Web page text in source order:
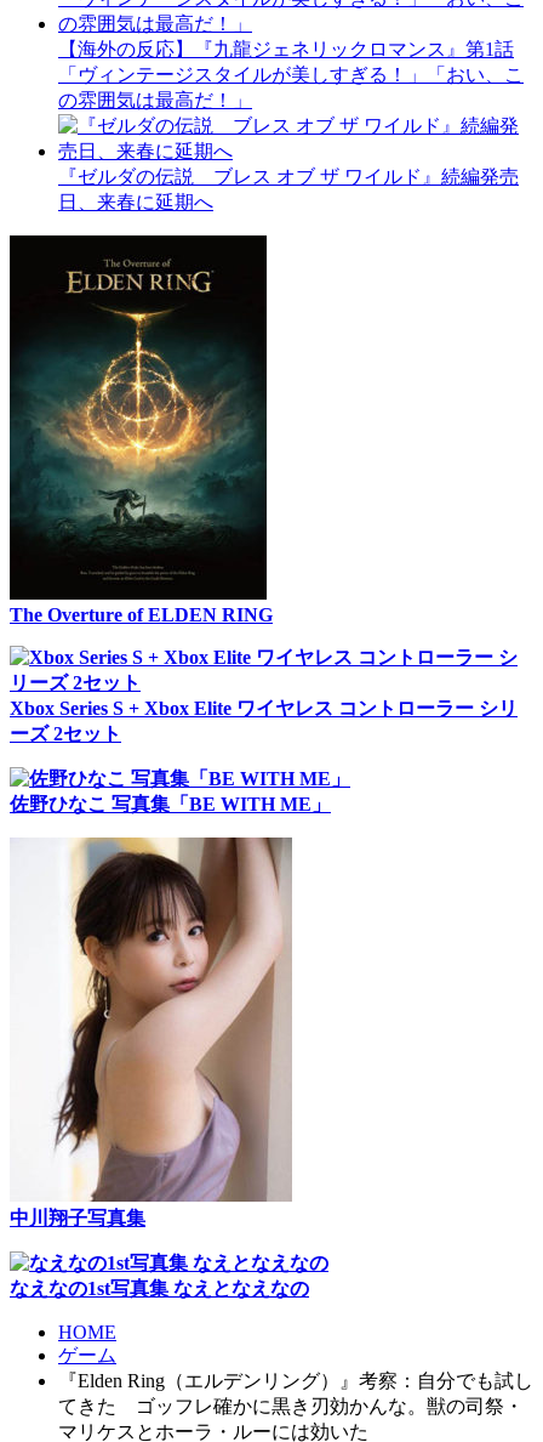
【海外の反応】『九龍ジェネリックロマンス』第1話
「ヴィンテージスタイルが美しすぎる！」「おい、こ
の雰囲気は最高だ！」
『ゼルダの伝説 ブレス オブ ザ ワイルド』続編発売
日、来春に延期へ
The Overture of ELDEN RING
Xbox Series S + Xbox Elite ワイヤレス コントローラー シリ
ーズ 2セット
佐野ひなこ 写真集「BE WITH ME」
中川翔子写真集
なえなの1st写真集 なえとなえなの
HOME
ゲーム
『Elden Ring（エルデンリング）』考察：自分でも試し
てきた ゴッフレ確かに黒き刃効かんな。獣の司祭・
マリケスとホーラ・ルーには効いた